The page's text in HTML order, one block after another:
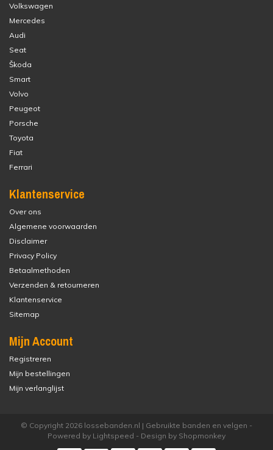
Volkswagen
Mercedes
Audi
Seat
Škoda
Smart
Volvo
Peugeot
Porsche
Toyota
Fiat
Ferrari
Klantenservice
Over ons
Algemene voorwaarden
Disclaimer
Privacy Policy
Betaalmethoden
Verzenden & retourneren
Klantenservice
Sitemap
Mijn Account
Registreren
Mijn bestellingen
Mijn verlanglijst
© Copyright 2026 lossebanden.nl | Gebruikte banden en velgen -
Powered by Lightspeed - Design by Shopmonkey